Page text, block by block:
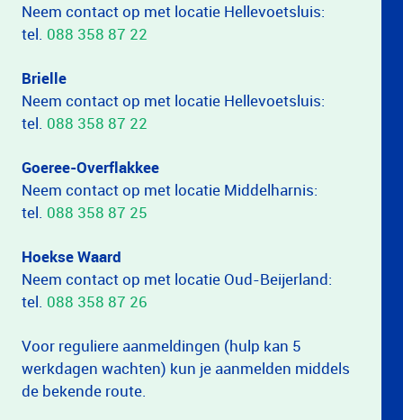
Neem contact op met locatie Hellevoetsluis:
tel. 088 358 87 22
Brielle
Neem contact op met locatie Hellevoetsluis:
tel. 088 358 87 22
Goeree-Overflakkee
Neem contact op met locatie Middelharnis:
tel. 088 358 87 25
Hoekse Waard
Neem contact op met locatie Oud-Beijerland:
tel. 088 358 87 26
Voor reguliere aanmeldingen (hulp kan 5
werkdagen wachten) kun je aanmelden middels
de bekende route.